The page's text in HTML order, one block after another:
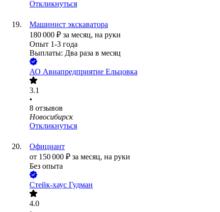
Откликнуться
Машинист экскаватора
180 000 ₽ за месяц, на руки
Опыт 1-3 года
Выплаты: Два раза в месяц
АО Авиапредприятие Ельцовка
3.1
•
8 отзывов
Новосибирск
Откликнуться
Официант
от 150 000 ₽ за месяц, на руки
Без опыта
Стейк-хаус Гудман
4.0